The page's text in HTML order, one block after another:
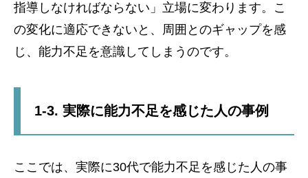
指導しなければならない」立場に変わります。こ
の変化に適応できないと、周囲とのギャップを感
じ、能力不足を意識してしまうのです。
1-3. 実際に能力不足を感じた人の事例
ここでは、実際に30代で能力不足を感じた人の事